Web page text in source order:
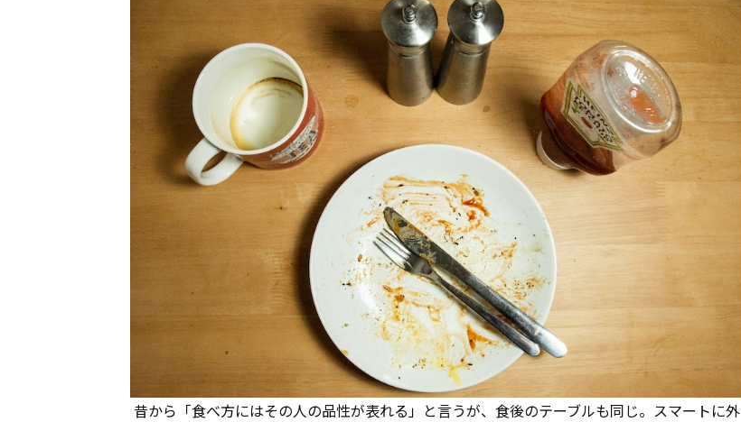
昔から「食べ方にはその人の品性が表れる」と言うが、食後のテーブルも同じ。スマートに外